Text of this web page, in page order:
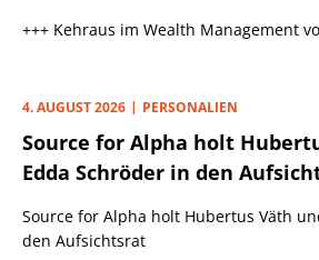
+++ Kehraus im Wealth Management
4. AUGUST 2026 PERSONALIEN
Source for Alpha holt
Edda Schröder in den
Source for Alpha holt Hubertus Väth
den Aufsichtsrat